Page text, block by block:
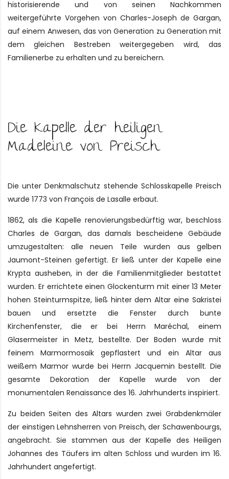
historisierende und von seinen Nachkommen
weitergeführte Vorgehen von Charles-Joseph de Gargan,
auf einem Anwesen, das von Generation zu Generation mit
dem gleichen Bestreben weitergegeben wird, das
Familienerbe zu erhalten und zu bereichern.
Die Kapelle der heiligen
Madeleine von Preisch
Die unter Denkmalschutz stehende Schlosskapelle Preisch
wurde 1773 von François de Lasalle erbaut.
1862, als die Kapelle renovierungsbedürftig war, beschloss
Charles de Gargan, das damals bescheidene Gebäude
umzugestalten: alle neuen Teile wurden aus gelben
Jaumont-Steinen gefertigt. Er ließ unter der Kapelle eine
Krypta ausheben, in der die Familienmitglieder bestattet
wurden. Er errichtete einen Glockenturm mit einer 13 Meter
hohen Steinturmspitze, ließ hinter dem Altar eine Sakristei
bauen und ersetzte die Fenster durch bunte
Kirchenfenster, die er bei Herrn Maréchal, einem
Glasermeister in Metz, bestellte. Der Boden wurde mit
feinem Marmormosaik gepflastert und ein Altar aus
weißem Marmor wurde bei Herrn Jacquemin bestellt. Die
gesamte Dekoration der Kapelle wurde von der
monumentalen Renaissance des 16. Jahrhunderts inspiriert.
Zu beiden Seiten des Altars wurden zwei Grabdenkmäler
der einstigen Lehnsherren von Preisch, der Schawenbourgs,
angebracht. Sie stammen aus der Kapelle des Heiligen
Johannes des Täufers im alten Schloss und wurden im 16.
Jahrhundert angefertigt.